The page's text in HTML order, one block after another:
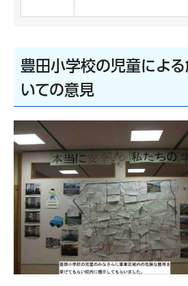
豊田小学校の児童によ
いての意見